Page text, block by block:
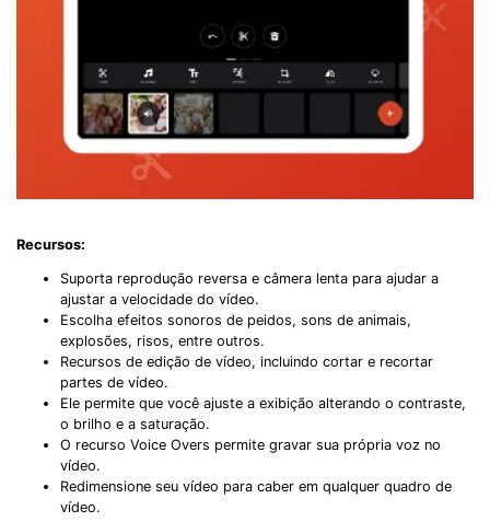
Recursos:
Suporta reprodução reversa e câmera lenta para ajudar a
ajustar a velocidade do vídeo.
Escolha efeitos sonoros de peidos, sons de animais,
explosões, risos, entre outros.
Recursos de edição de vídeo, incluindo cortar e recortar
partes de vídeo.
Ele permite que você ajuste a exibição alterando o contraste,
o brilho e a saturação.
O recurso Voice Overs permite gravar sua própria voz no
vídeo.
Redimensione seu vídeo para caber em qualquer quadro de
vídeo.